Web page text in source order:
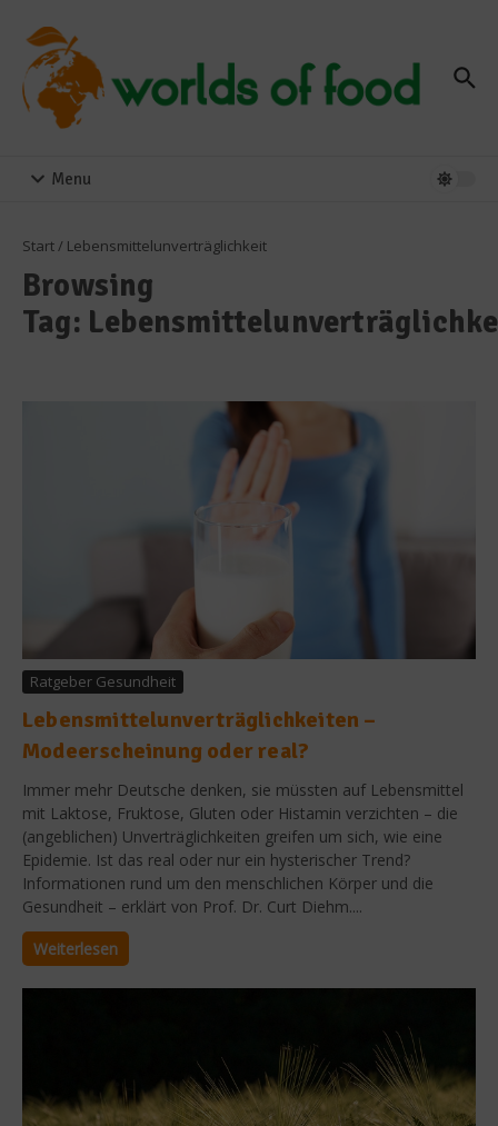
Menu
Start/ Lebensmittelunverträglichkeit
Browsing
Tag:
Ratgeber Gesundheit
Lebensmittelunverträglichkeiten –
Modeerscheinung oder real?
Immer mehr Deutsche denken, sie müssten auf Lebensmittel
mit Laktose, Fruktose, Gluten oder Histamin verzichten – die
(angeblichen) Unverträglichkeiten greifen um sich, wie eine
Epidemie. Ist das real oder nur ein hysterischer Trend?
Informationen rund um den menschlichen Körper und die
Gesundheit – erklärt von Prof. Dr. Curt Diehm....
Weiterlesen